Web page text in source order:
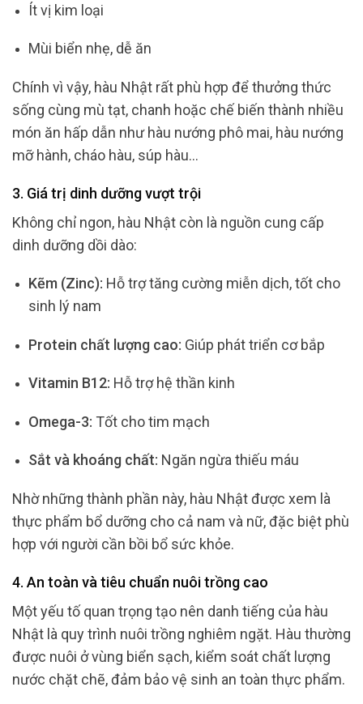
Ít vị kim loại
Mùi biển nhẹ, dễ ăn
Chính vì vậy, hàu Nhật rất phù hợp để thưởng thức
sống cùng mù tạt, chanh hoặc chế biến thành nhiều
món ăn hấp dẫn như hàu nướng phô mai, hàu nướng
mỡ hành, cháo hàu, súp hàu…
3. Giá trị dinh dưỡng vượt trội
Không chỉ ngon, hàu Nhật còn là nguồn cung cấp
dinh dưỡng dồi dào:
Kẽm (Zinc): Hỗ trợ tăng cường miễn dịch, tốt cho
sinh lý nam
Protein chất lượng cao: Giúp phát triển cơ bắp
Vitamin B12: Hỗ trợ hệ thần kinh
Omega-3: Tốt cho tim mạch
Sắt và khoáng chất: Ngăn ngừa thiếu máu
Nhờ những thành phần này, hàu Nhật được xem là
thực phẩm bổ dưỡng cho cả nam và nữ, đặc biệt phù
hợp với người cần bồi bổ sức khỏe.
4. An toàn và tiêu chuẩn nuôi trồng cao
Một yếu tố quan trọng tạo nên danh tiếng của hàu
Nhật là quy trình nuôi trồng nghiêm ngặt. Hàu thường
được nuôi ở vùng biển sạch, kiểm soát chất lượng
nước chặt chẽ, đảm bảo vệ sinh an toàn thực phẩm.